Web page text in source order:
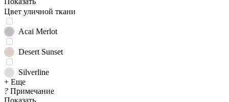
Цвет уличной ткани
Acai Merlot
Desert Sunset
Silverline
+ Еще
? Примечание
Показать